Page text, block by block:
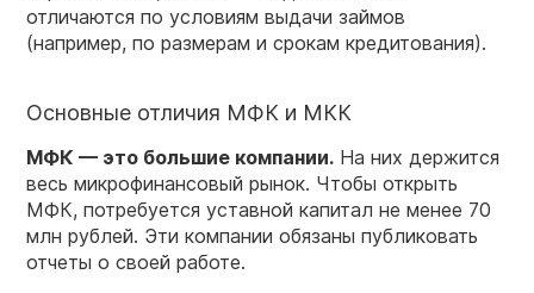
отличаются по условиям выдачи займов
(например, по размерам и срокам кредитования).
Основные отличия МФК и МКК
МФК — это большие компании. На них держится
весь микрофинансовый рынок. Чтобы открыть
МФК, потребуется уставной капитал не менее 70
млн рублей. Эти компании обязаны публиковать
отчеты о своей работе.